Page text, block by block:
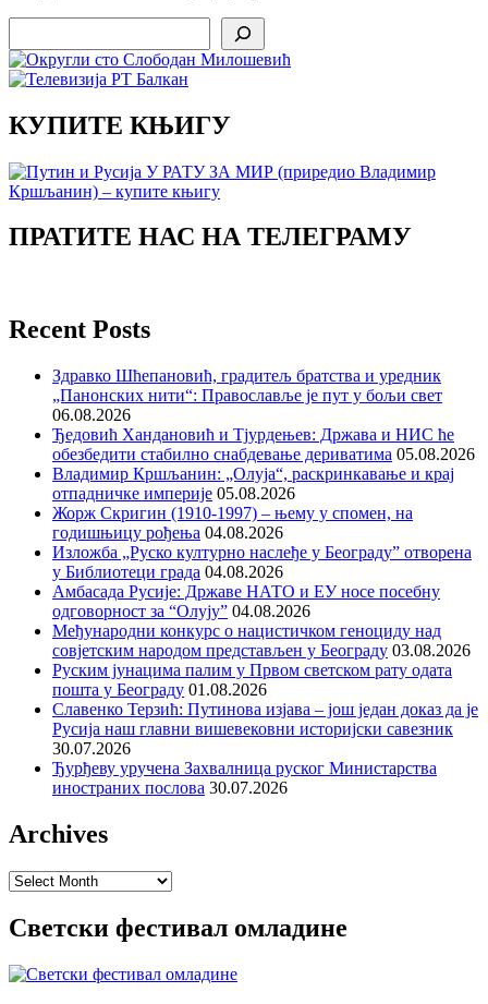
КУПИТЕ КЊИГУ
ПРАТИТЕ НАС НА ТЕЛЕГРАМУ
Recent Posts
Здравко Шћепановић, градитељ братства и уредник
„Панонских нити“: Православље је пут у бољи свет
06.08.2026
Ђедовић Хандановић и Тјурдењев: Држава и НИС ће
обезбедити стабилно снабдевање дериватима 05.08.2026
Владимир Кршљанин: „Олуја“, раскринкавање и крај
отпадничке империје 05.08.2026
Жорж Скригин (1910-1997) – њему у спомен, на
годишњицу рођења 04.08.2026
Изложба „Руско културно наслеђе у Београду” отворена
у Библиотеци града 04.08.2026
Амбасада Русије: Државе НАТО и ЕУ носе посебну
одговорност за “Олују” 04.08.2026
Међународни конкурс о нацистичком геноциду над
совјетским народом представљен у Београду 03.08.2026
Руским јунацима палим у Првом светском рату одата
пошта у Београду 01.08.2026
Славенко Терзић: Путинова изјава – још један доказ да је
Русија наш главни вишевековни историјски савезник
30.07.2026
Ђурђеву уручена Захвалница руског Министарства
иностраних послова 30.07.2026
Archives
Archives
Светски фестивал омладине